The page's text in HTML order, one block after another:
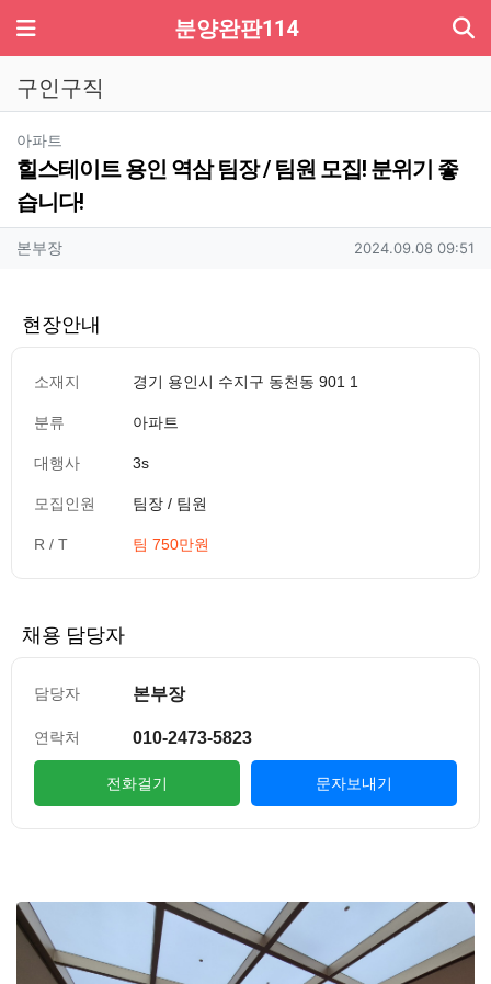
메뉴 분양완판114
구인구직
아파트
힐스테이트 용인 역삼 팀장 / 팀원 모집! 분위기 좋
습니다!
작성자 정보
본부장작성 작성일
2024.09.08 09:51
현장안내
소재지 경기 용인시 수지구 동천동 901 1
분류 아파트
대행사 3s
모집인원 팀장 / 팀원
R / T 팀 750만원
채용 담당자
담당자 본부장
연락처 010-2473-5823
전화걸기 문자보내기
본문